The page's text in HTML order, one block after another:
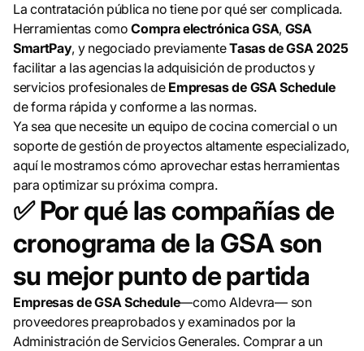
La contratación pública no tiene por qué ser complicada.
Herramientas comoCompra electrónica GSA, GSA
SmartPay, y negociado previamenteTasas de GSA 2025
facilitar a las agencias la adquisición de productos y
servicios profesionales de Empresas de GSA Schedule
de forma rápida y conforme a las normas.
Ya sea que necesite un equipo de cocina comercial o un
soporte de gestión de proyectos altamente especializado,
aquí le mostramos cómo aprovechar estas herramientas
para optimizar su próxima compra.
✅Por qué las compañías de
cronograma de la GSA son
su mejor punto de partida
Empresas de GSA Schedule—como Aldevra— son
proveedores preaprobados y examinados por la
Administración de Servicios Generales. Comprar a un